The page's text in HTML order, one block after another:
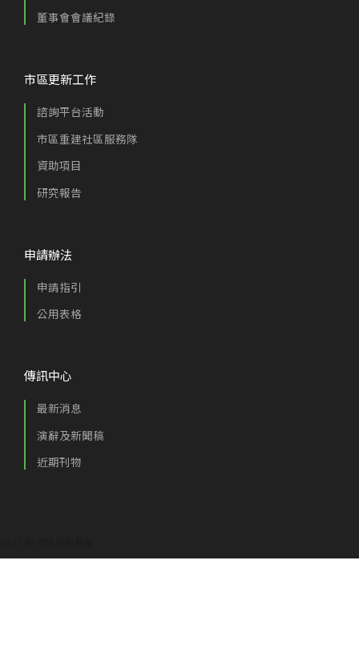
董事會會議紀錄
市區更新工作
諮詢平台活動
市區重建社區服務隊
資助項目
研究報告
申請辦法
申請指引
公用表格
傳訊中心
最新消息
演辭及新聞稿
近期刊物